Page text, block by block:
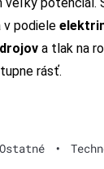
v podiele
a tlak na
rásť.
Ostatné •